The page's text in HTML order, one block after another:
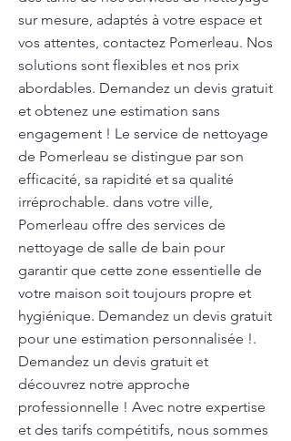
sur mesure, adaptés à votre espace et
vos attentes, contactez Pomerleau. Nos
solutions sont flexibles et nos prix
abordables. Demandez un devis gratuit
et obtenez une estimation sans
engagement ! Le service de nettoyage
de Pomerleau se distingue par son
efficacité, sa rapidité et sa qualité
irréprochable. dans votre ville,
Pomerleau offre des services de
nettoyage de salle de bain pour
garantir que cette zone essentielle de
votre maison soit toujours propre et
hygiénique. Demandez un devis gratuit
pour une estimation personnalisée !.
Demandez un devis gratuit et
découvrez notre approche
professionnelle ! Avec notre expertise
et des tarifs compétitifs, nous sommes